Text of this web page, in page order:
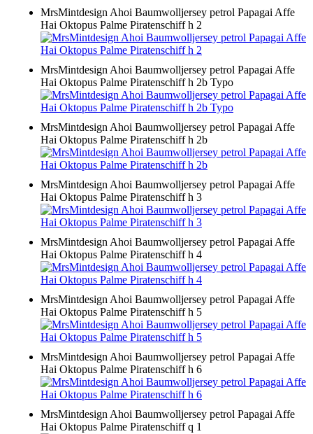
MrsMintdesign Ahoi Baumwolljersey petrol Papagai Affe
Hai Oktopus Palme Piratenschiff h 2
MrsMintdesign Ahoi Baumwolljersey petrol Papagai Affe
Hai Oktopus Palme Piratenschiff h 2b Typo
MrsMintdesign Ahoi Baumwolljersey petrol Papagai Affe
Hai Oktopus Palme Piratenschiff h 2b
MrsMintdesign Ahoi Baumwolljersey petrol Papagai Affe
Hai Oktopus Palme Piratenschiff h 3
MrsMintdesign Ahoi Baumwolljersey petrol Papagai Affe
Hai Oktopus Palme Piratenschiff h 4
MrsMintdesign Ahoi Baumwolljersey petrol Papagai Affe
Hai Oktopus Palme Piratenschiff h 5
MrsMintdesign Ahoi Baumwolljersey petrol Papagai Affe
Hai Oktopus Palme Piratenschiff h 6
MrsMintdesign Ahoi Baumwolljersey petrol Papagai Affe
Hai Oktopus Palme Piratenschiff q 1